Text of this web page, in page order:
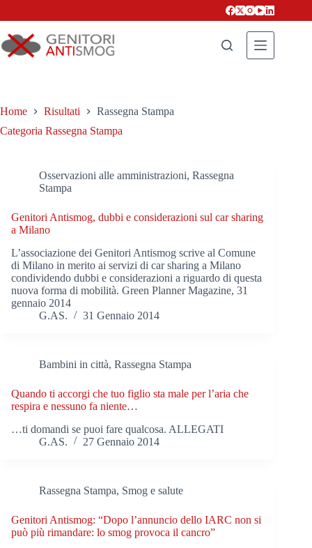
Home Risultati
Rassegna Stampa
Categoria Rassegna Stampa
Osservazioni alle amministrazioni, Rassegna
Stampa
Genitori Antismog, dubbi e considerazioni sul car sharing
a Milano
L’associazione dei Genitori Antismog scrive al Comune
di Milano in merito ai servizi di car sharing a Milano
condividendo dubbi e considerazioni a riguardo di questa
nuova forma di mobilità. Green Planner Magazine, 31
gennaio 2014
G.AS.
31 Gennaio 2014
Bambini in città, Rassegna Stampa
Quando ti accorgi che tuo figlio sta male per l’aria che
respira e nessuno fa niente…
…ti domandi se puoi fare qualcosa. ALLEGATI
G.AS.
27 Gennaio 2014
Rassegna Stampa, Smog e salute
Genitori Antismog: “Dopo l’annuncio dello IARC non si
può più rimandare: lo smog provoca il cancro”